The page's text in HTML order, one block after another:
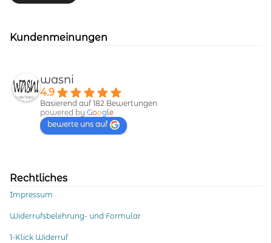
Kundenmeinungen
wasni
4.9
Basierend auf 182 Bewertungen
powered by Goog le
bewerte uns auf
Rechtliches
Impressum
Widerrufsbelehrung- und Formular
1-Klick Widerruf